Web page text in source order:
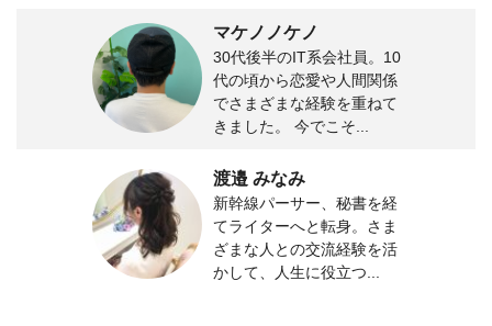
マケノノケノ
30代後半のIT系会社員。10
代の頃から恋愛や人間関係
でさまざまな経験を重ねて
きました。 今でこそ...
渡邉 みなみ
新幹線パーサー、秘書を経
てライターへと転身。さま
ざまな人との交流経験を活
かして、人生に役立つ...